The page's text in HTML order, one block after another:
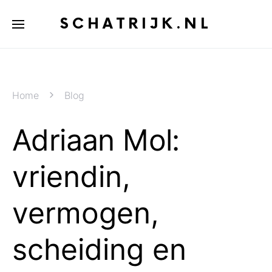
SCHATRIJK.NL
Home Blog
Adriaan Mol:
vriendin,
vermogen,
scheiding en